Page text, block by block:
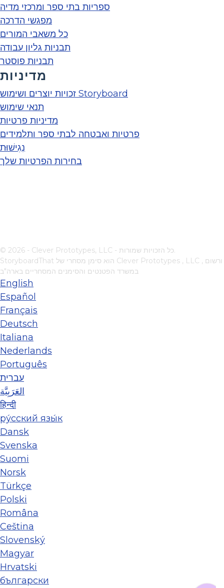
ספריות בתי ספר ומרכזי מדיה
מפגשי הדרכה
כל משאבי המורים
תבניות גליון עבודה
תבניות פוסטר
מדיניות
זכויות יוצרים ושימוש Storyboard
תנאי שימוש
מדיניות פרטיות
פרטיות ואבטחה לבתי ספר ותלמידים
נְגִישׁוּת
בחירות הפרטיות שלך
© 2026 - Clever Prototypes, LLC - כל הזכויות שמורות.
Clever Prototypes , LLC , ורשום
במשרד הפטנטים והסימנים המסחריים בארה"ב
English
Español
Français
Deutsch
Italiana
Nederlands
Português
עברית
العَرَبِيَّة
हिन्दी
ру́сский язы́к
Dansk
Svenska
Suomi
Norsk
Türkçe
Polski
Româna
Ceština
Slovenský
Magyar
Hrvatski
български